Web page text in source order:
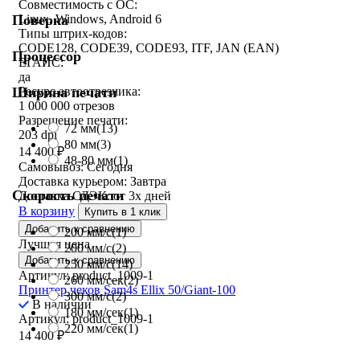
Поверка
Процессор
Ширина печати
72 мм(13)
80 мм(3)
48-80 мм(1)
Скорость печати
200 мм/c(1)
200 мм/с(2)
250 мм/c(14)
260 мм/сек(2)
300 мм/с(2)
180 мм/сек(1)
220 мм/сек(1)
Совместимость с ОС:
Linux, Windows, Android 6
Типы штрих-кодов:
CODE128, CODE39, CODE93, ITF, JAN (EAN)
ЕГАИС:
да
Ресурс автоотрезчика:
1 000 000 отрезов
Разрешение печати:
203 dpi
14 400₽
Самовывоз:Сегодня
Доставка курьером: Завтра
Доставка СДЭК:от 3х дней
В корзину
Купить в 1 клик
Добавить к сравнению
Лучшая цена
Добавить к сравнению
Артикул: product_1009-1
Принтер чеков Sam4s Ellix 50/Giant-100
В наличии
Артикул: product_1009-1
14 400₽